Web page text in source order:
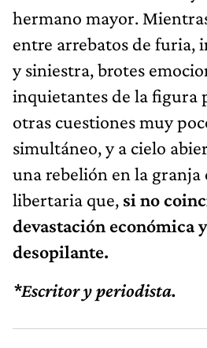
hermano mayor.
entre arrebatos de furia,
y siniestra, brotes
inquietantes de la figura
otras cuestiones muy
simultáneo, y a cielo
una rebelión en la granja
libertaria que, si no
devastación económica
desopilante.
*Escritor y periodista.